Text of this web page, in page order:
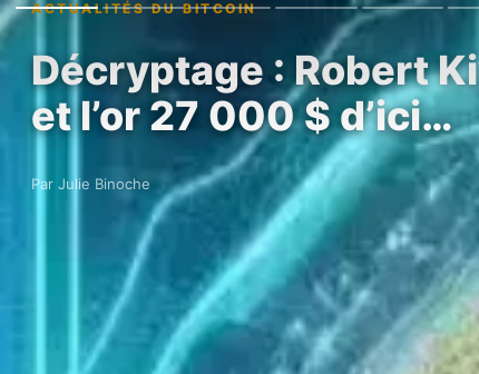
ACTUALITÉS DU BITCOIN
Décryptage : Robert
et l’or 27 000 $ d’ici…
Par Julie Binoche